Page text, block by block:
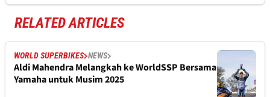
RELATED ARTICLES
WORLD SUPERBIKES NEWS
Aldi Mahendra Melangkah ke WorldSSP Bersama
Yamaha untuk Musim 2025